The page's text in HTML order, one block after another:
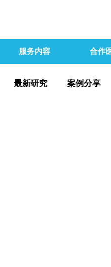
服务内容 合作
最新研究 案例分享